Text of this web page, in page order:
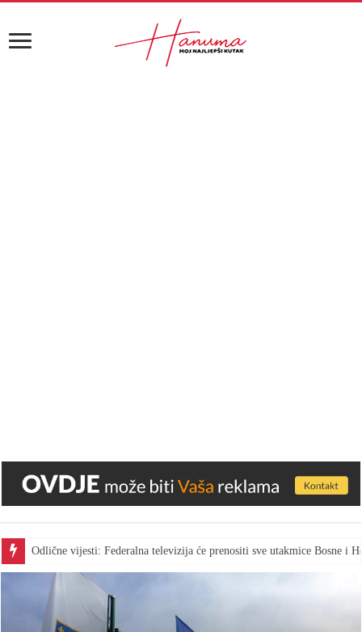
Odlične vijesti: Federalna televizija će prenositi sve utakmice Bosne i